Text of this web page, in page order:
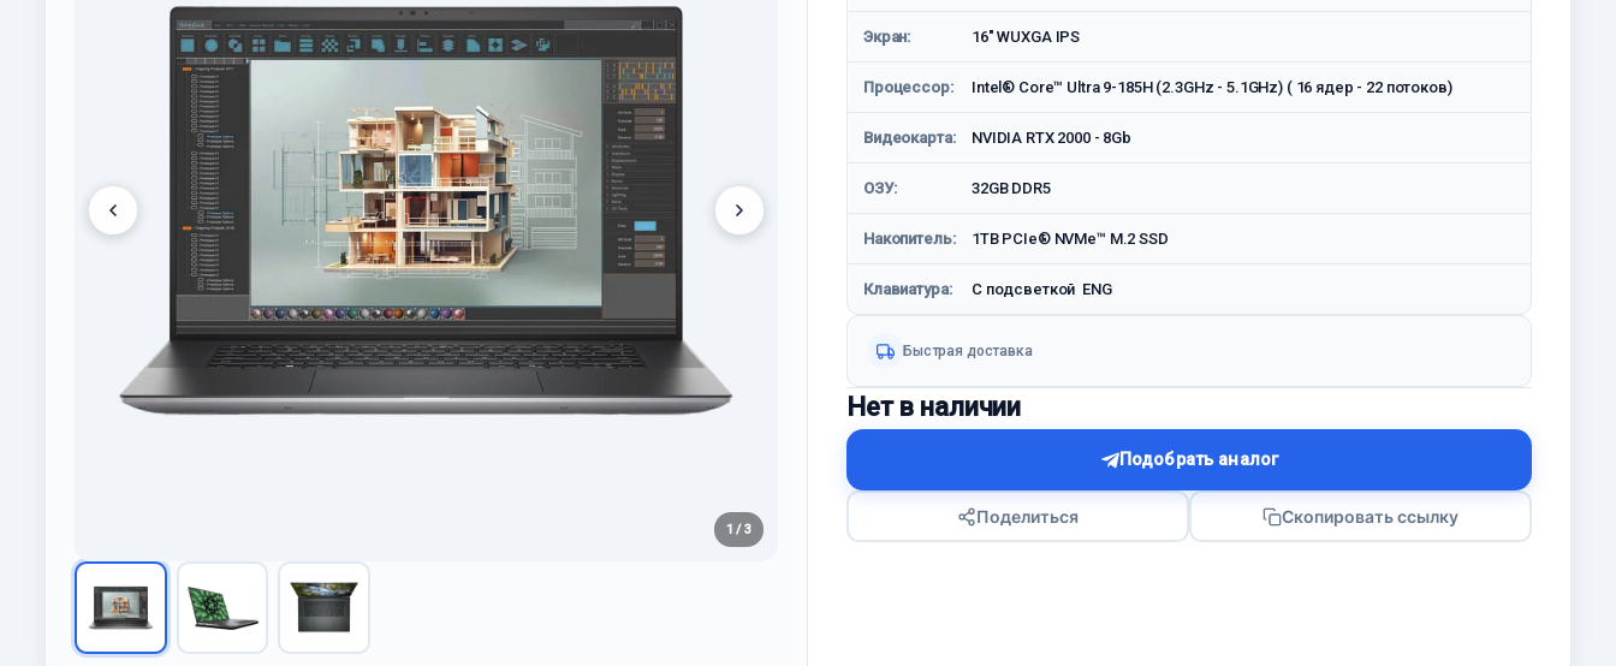
1 / 3
Экран: 16" WUXGA IPS
Процессор: Intel® Core™ Ultra 9-185H (2.3GHz - 5.1GHz) ( 16 ядер - 22 потоков)
Видеокарта: NVIDIA RTX 2000 - 8Gb
ОЗУ: 32GB DDR5
Накопитель: 1TB PCIe® NVMe™ M.2 SSD
Клавиатура: С подсветкой ENG
Быстрая доставка
Нет в наличии
Подобрать аналог
Поделиться Скопировать ссылку